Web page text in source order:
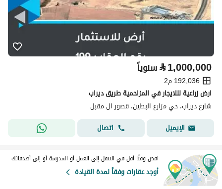
⃁1,000,000 سنوياً
192,036 م2
ارض زراعية لللايجار في المزاحمية طريق ديراب
شارع ديراب، حي مزارع البطين، قصور ال مقبل
الإيميل
اتصال
اقض وقتًا أقل في التنقل إلى العمل أو المدرسة أو إلى أصدقائك
أوجد عقارات وفقاً لمدة القيادة